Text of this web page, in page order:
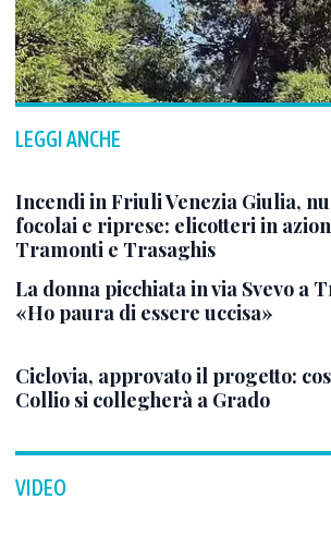
LEGGI ANCHE
Incendi in Friuli Venezia Giulia,
focolai e riprese: elicotteri in
Tramonti e Trasaghis
La donna picchiata in via Svevo a
«Ho paura di essere uccisa»
Ciclovia, approvato il progetto:
Collio si collegherà a Grado
VIDEO